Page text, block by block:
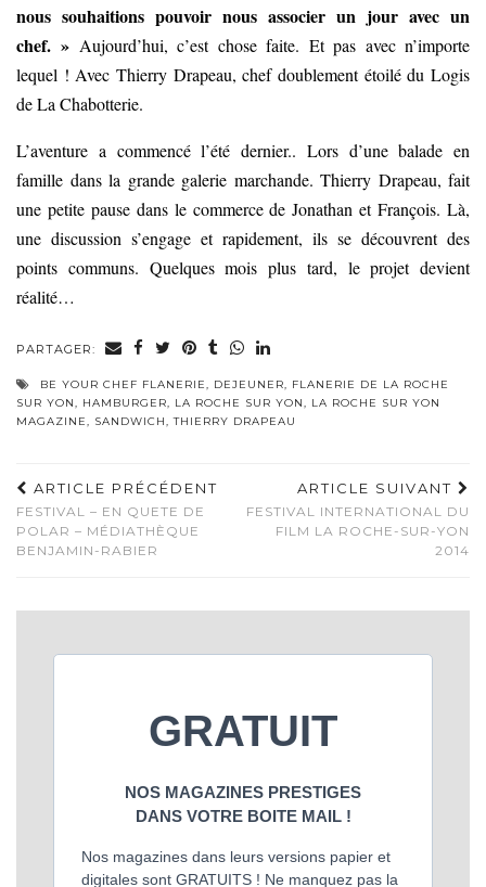
nous souhaitions pouvoir nous associer un jour avec un
chef. » Aujourd’hui, c’est chose faite. Et pas avec n’importe
lequel ! Avec Thierry Drapeau, chef doublement étoilé du Logis
de La Chabotterie.
L’aventure a commencé l’été dernier.. Lors d’une balade en
famille dans la grande galerie marchande. Thierry Drapeau, fait
une petite pause dans le commerce de Jonathan et François. Là,
une discussion s’engage et rapidement, ils se découvrent des
points communs. Quelques mois plus tard, le projet devient
réalité…
PARTAGER:
BE YOUR CHEF FLANERIE, DEJEUNER, FLANERIE DE LA ROCHE
SUR YON, HAMBURGER, LA ROCHE SUR YON, LA ROCHE SUR YON
MAGAZINE, SANDWICH,THIERRY DRAPEAU
ARTICLE PRÉCÉDENT
FESTIVAL – EN QUETE DE
POLAR – MÉDIATHÈQUE
BENJAMIN-RABIER
ARTICLE SUIVANT
FESTIVAL INTERNATIONAL DU
FILM LA ROCHE-SUR-YON
2014